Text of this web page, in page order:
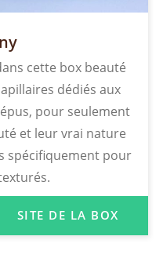
cette box beauté
dédiés aux
pour seulement
et leur vrai nature
spécifiquement pour
SITE DE LA BOX